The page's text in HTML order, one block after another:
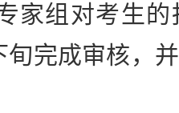
组对考生的
旬完成审核，